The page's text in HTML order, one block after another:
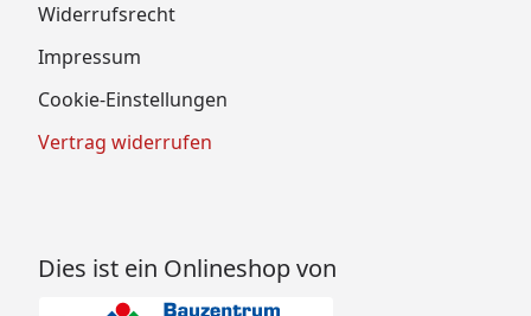
Widerrufsrecht
Impressum
Cookie-Einstellungen
Vertrag widerrufen
Dies ist ein Onlineshop von